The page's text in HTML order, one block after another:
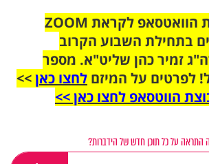
הצטרפו לקבוצת הוואטסאפ לקראת ZOOM
בתחילת השבוע הקרוב
זמיר כהן שליט"א. מספר
לפרטים על המיזם לחצו כאן>>
הווטסאפ לחצו כאן >>
התראה על כל תוכן חדש של הידברות?